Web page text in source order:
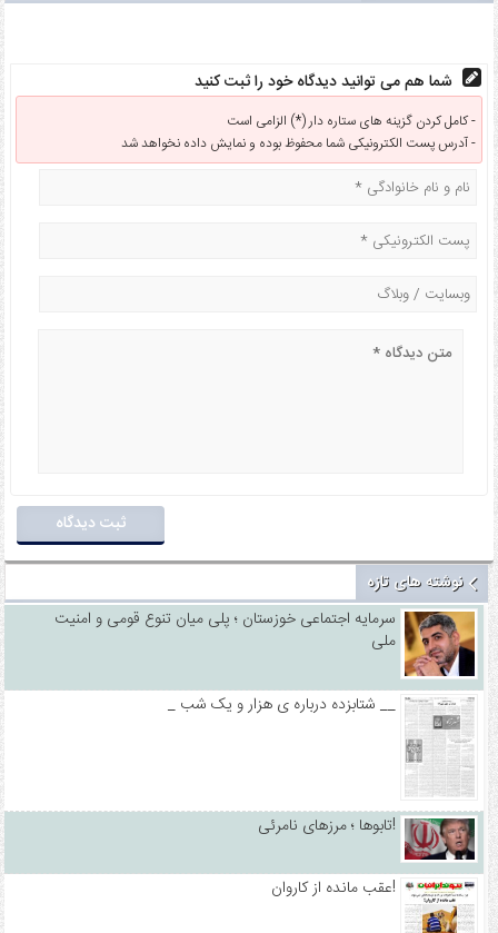
کامل کردن گزینه های ستاره دار (*) الزامی است -
آدرس پست الکترونیکی شما محفوظ بوده و نمایش داده نخواهد شد -
نوشته های تازه
سرمایه اجتماعی خوزستان ؛ پلی میان تنوع قومی و امنیت
ملی
_ شتابزده درباره ی هزار و یک شب __
تابوها ؛ مرزهای نامرئی!
عقب مانده از کاروان!